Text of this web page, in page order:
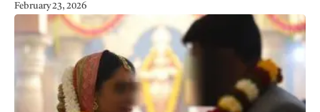
February 23, 2026